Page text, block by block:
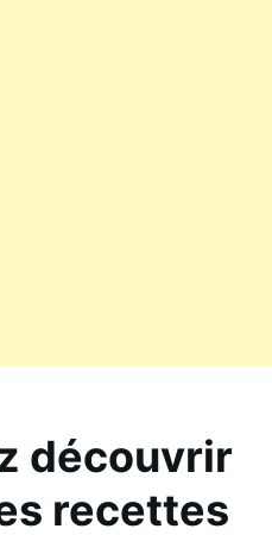
découvrir
recettes